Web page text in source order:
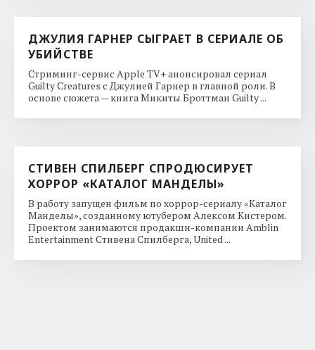
ДЖУЛИЯ ГАРНЕР СЫГРАЕТ В СЕРИАЛЕ ОБ
УБИЙСТВЕ
Стриминг-сервис Apple TV+ анонсировал сериал
Guilty Creatures с Джулией Гарнер в главной роли. В
основе сюжета — книга Микиты Броттман Guilty ...
СТИВЕН СПИЛБЕРГ СПРОДЮСИРУЕТ
ХОРРОР «КАТАЛОГ МАНДЕЛЫ»
В работу запущен фильм по хоррор-сериалу «Каталог
Манделы», созданному ютубером Алексом Кистером.
Проектом занимаются продакшн-компании Amblin
Entertainment Стивена Спилберга, United ...